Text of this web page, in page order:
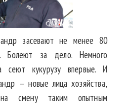
засевают не менее 80
Болеют за дело. Немного
кукурузу впервые. И
— новые лица хозяйства,
смену таким опытным